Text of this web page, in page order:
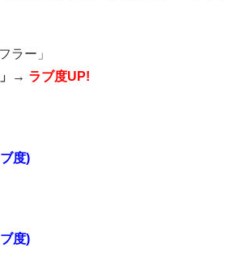
ラー」
」→ ラブ度UP!
度)
度)